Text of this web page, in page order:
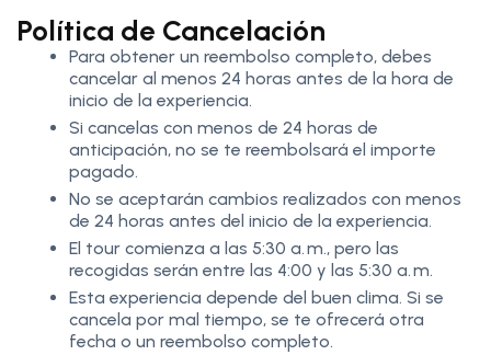
Política de Cancelación
Para obtener un reembolso completo, debes
cancelar al menos 24 horas antes de la hora de
inicio de la experiencia.
Si cancelas con menos de 24 horas de
anticipación, no se te reembolsará el importe
pagado.
No se aceptarán cambios realizados con menos
de 24 horas antes del inicio de la experiencia.
El tour comienza a las 5:30 a. m., pero las
recogidas serán entre las 4:00 y las 5:30 a. m.
Esta experiencia depende del buen clima. Si se
cancela por mal tiempo, se te ofrecerá otra
fecha o un reembolso completo.